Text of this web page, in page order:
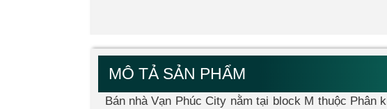
MÔ TẢ SẢN PHẨM
Bán nhà Vạn Phúc City nằm tại block M thuộc Phân